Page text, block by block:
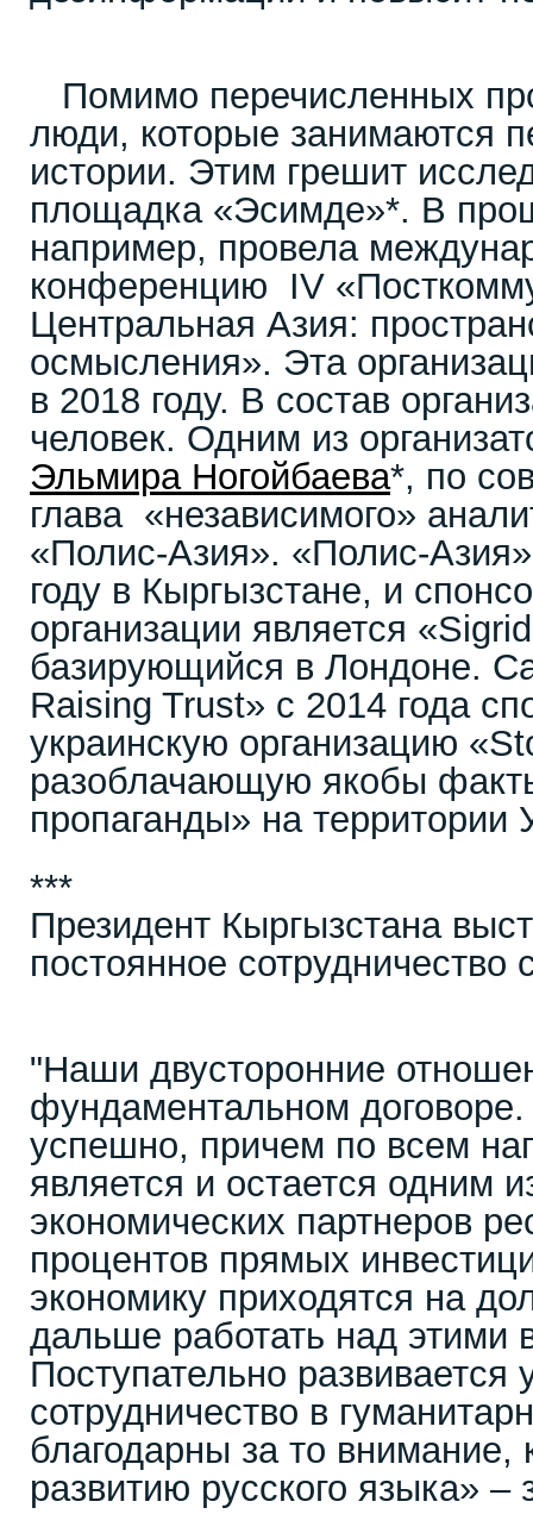
Помимо перечисленных
люди, которые занимаются
истории. Этим грешит
площадка «Эсимде»*. В
например, провела
конференцию IV
Центральная Азия:
осмысления». Эта
в 2018 году. В состав
человек. Одним из
Эльмира Ногойбаева*, по
глава «независимого»
«Полис-Азия». «Полис-
году в Кыргызстане, и
организации является
базирующийся в Лондоне.
Raising Trust» с 2014 года
украинскую организацию
разоблачающую якобы
пропаганды» на территории
***
Президент Кыргызстана
постоянное
"Наши двусторонние
фундаментальном
успешно, причем по всем
является и остается одним
экономических партнеров
процентов прямых
экономику приходятся на
дальше работать над этими
Поступательно развивается
сотрудничество в
благодарны за то внимание,
развитию русского языка» –